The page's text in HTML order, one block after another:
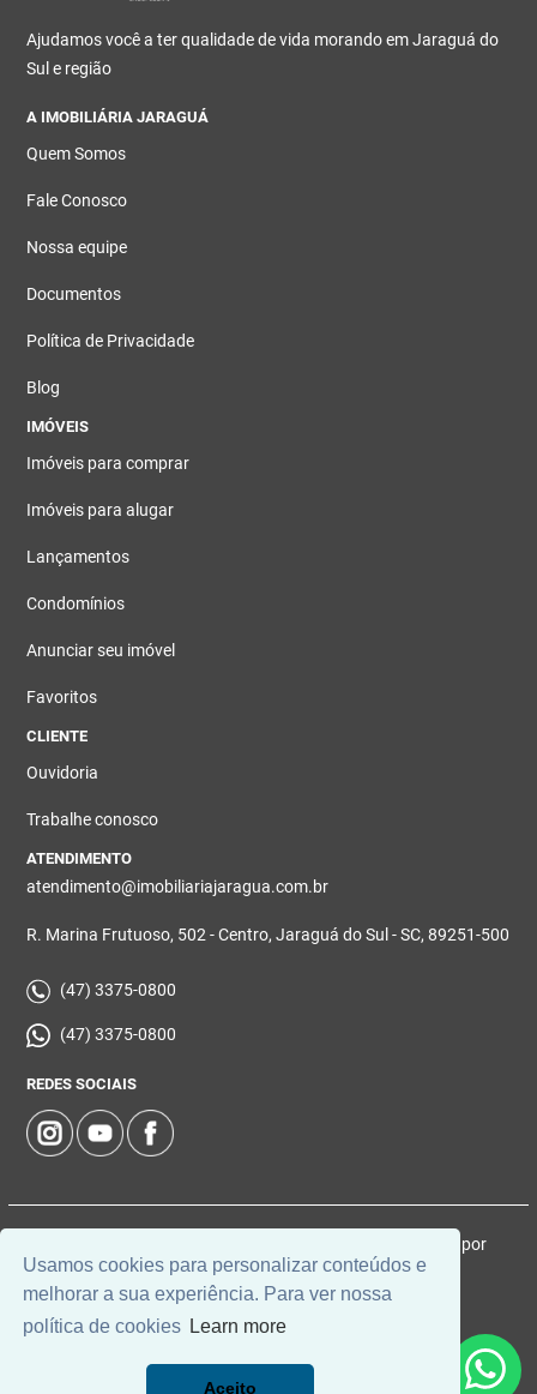
Usamos cookies para personalizar conteúdos e
melhorar a sua experiência. Para ver nossa
política de cookies Learn more
Aceito
Ajudamos você a ter qualidade de vida morando em Jaraguá do
Sul e região
A IMOBILIÁRIA JARAGUÁ
Quem Somos
Fale Conosco
Nossa equipe
Documentos
Política de Privacidade
Blog
IMÓVEIS
Imóveis para comprar
Imóveis para alugar
Lançamentos
Condomínios
Anunciar seu imóvel
Favoritos
CLIENTE
Ouvidoria
Trabalhe conosco
ATENDIMENTO
atendimento@imobiliariajaragua.com.br
R. Marina Frutuoso, 502 - Centro, Jaraguá do Sul - SC, 89251-500
(47) 3375-0800
(47) 3375-0800
REDES SOCIAIS
© 2026 | Imobiliária Jaraguá | CRECI: 5224-J | Desenvolvido por
Universal Software.